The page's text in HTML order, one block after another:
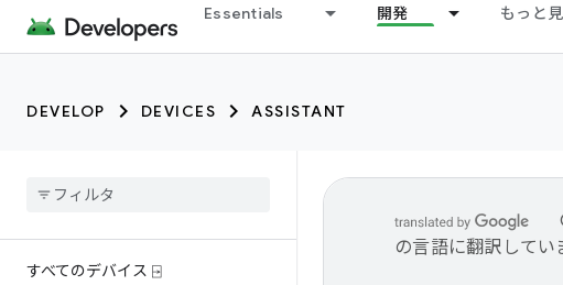
Essentials 開発 もっと
DEVELOP DEVICES ASSISTANT
すべてのデバイス ⍈
の言語に翻訳してい